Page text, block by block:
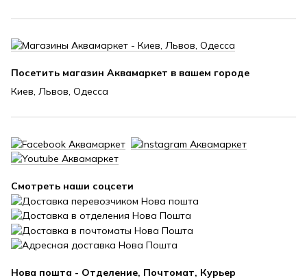
Посетить магазин Аквамаркет в вашем городе
Киев, Львов, Одесса
Смотреть наши соцсети
Нова пошта - Отделение, Почтомат, Курьер